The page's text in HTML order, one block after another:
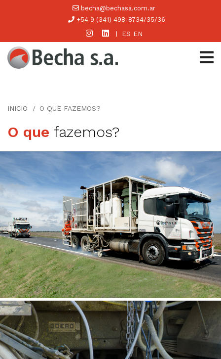
becha@bechasa.com.ar
+54 9 (341) 498-8734/35/36
ES EN
INICIO O QUE FAZEMOS?
O que fazemos?
APLICAÇÃO DE MATERIAL TERMOPLÁSTICO
POR ASPERSÃO